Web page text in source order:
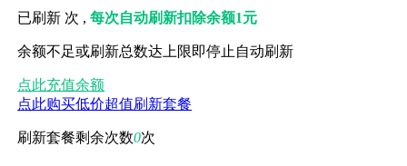
已刷新 次 ,每次自动刷新扣除余额1元
余额不足或刷新总数达上限即停止自动刷新
点此充值余额
点此购买低价超值刷新套餐
刷新套餐剩余次数0次